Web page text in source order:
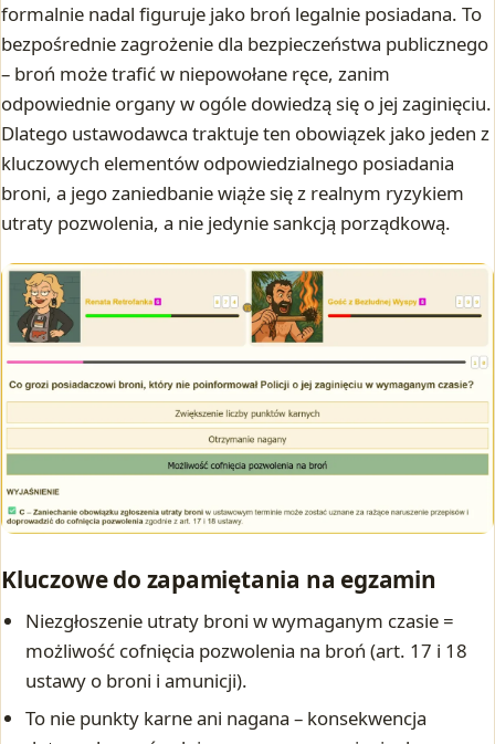
formalnie nadal figuruje jako broń legalnie posiadana. To
bezpośrednie zagrożenie dla bezpieczeństwa publicznego
– broń może trafić w niepowołane ręce, zanim
odpowiednie organy w ogóle dowiedzą się o jej zaginięciu.
Dlatego ustawodawca traktuje ten obowiązek jako jeden z
kluczowych elementów odpowiedzialnego posiadania
broni, a jego zaniedbanie wiąże się z realnym ryzykiem
utraty pozwolenia, a nie jedynie sankcją porządkową.
Kluczowe do zapamiętania na egzamin
Niezgłoszenie utraty broni w wymaganym czasie =
możliwość cofnięcia pozwolenia na broń (art. 17 i 18
ustawy o broni i amunicji).
To nie punkty karne ani nagana – konsekwencja